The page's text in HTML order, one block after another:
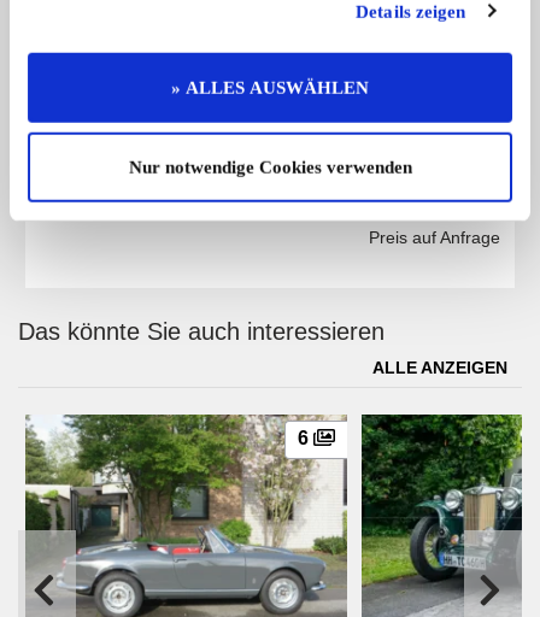
Details zeigen
» ALLES AUSWÄHLEN
Nur notwendige Cookies verwenden
Zum Verkauf steht ein bildhübscher V ...
Preis auf Anfrage
Das könnte Sie auch interessieren
ALLE ANZEIGEN
6